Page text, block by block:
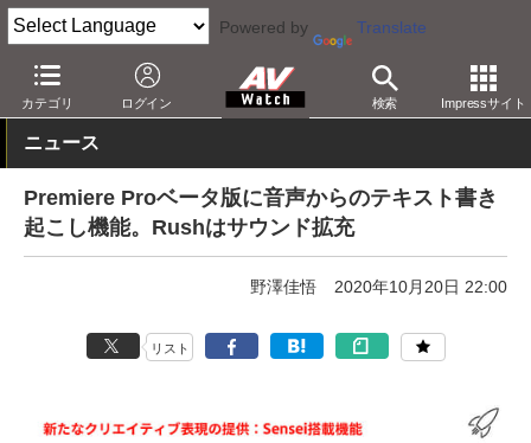
Powered by Translate
カテゴリ ログイン 検索 Impressサイト
AV Watch 製品 映像制作
ニュース
Premiere Proベータ版に音声からのテキスト書き
起こし機能。Rushはサウンド拡充
野澤佳悟 2020年10月20日 22:00
リスト